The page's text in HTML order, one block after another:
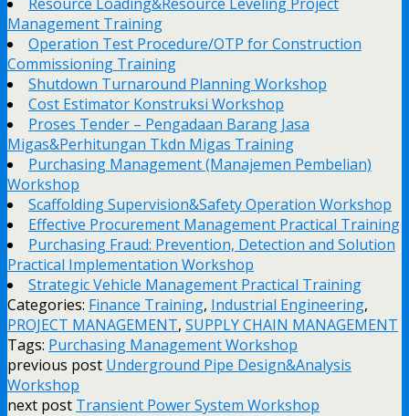
Management Training
Operation Test Procedure/OTP for Construction
Commissioning Training
Shutdown Turnaround Planning Workshop
Cost Estimator Konstruksi Workshop
Proses Tender – Pengadaan Barang Jasa
Migas&Perhitungan Tkdn Migas Training
Purchasing Management (Manajemen Pembelian)
Workshop
Scaffolding Supervision&Safety Operation Workshop
Effective Procurement Management Practical Training
Purchasing Fraud: Prevention, Detection and Solution
Practical Implementation Workshop
Strategic Vehicle Management Practical Training
Categories: Finance Training, Industrial Engineering,
PROJECT MANAGEMENT, SUPPLY CHAIN MANAGEMENT
Tags: Purchasing Management Workshop
previous post Underground Pipe Design&Analysis
Workshop
next post Transient Power System Workshop